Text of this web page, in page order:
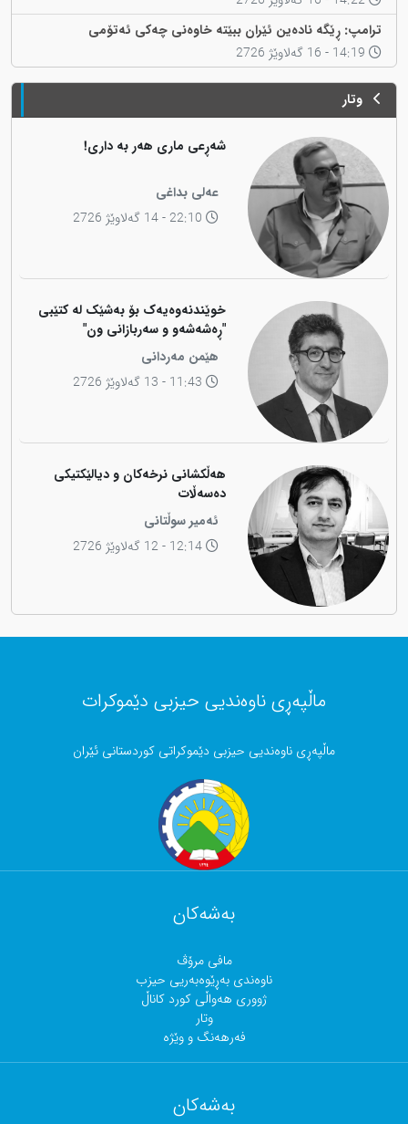
ترامپ: ڕێگە نادەین ئێران ببێتە خاوەنی چەکی ئەتۆمی
وتار
شەڕعی ماری هەر بە داری!
عەلی بداغی
خوێندنەوەیەک بۆ بەشێک لە کتێبی
"ڕەشەشەو و سەربازانی ون"
هێمن مەردانی
هەڵکشانی نرخەکان و دیالێکتیکی
دەسەڵات
ئەمیر سوڵتانی
12:14 - 12 گەلاوێژ 2726
ماڵپەڕی ناوەندیی حیزبی دێموکرات
ماڵپەڕی ناوەندیی حیزبی دێموکراتی کوردستانی ئێران
بەشەکان
مافی مرۆڤ
ناوەندی بەڕێوەبەریی حیزب
ژووری هەواڵی کورد کاناڵ
وتار
فەرهەنگ و وێژە
بەشەکان